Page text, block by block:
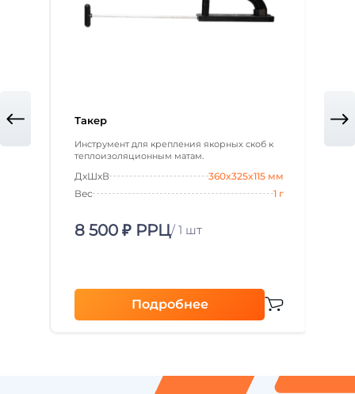
Такер
Инструмент для крепления якорных скоб к
теплоизоляционным матам.
ДxШxВ
360x325x115 мм
Вес
1 г
8 500 ₽ РРЦ/ 1 шт
Подробнее